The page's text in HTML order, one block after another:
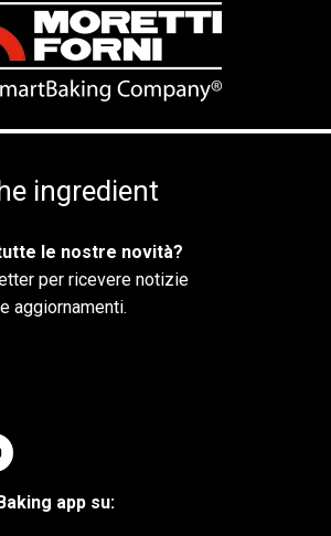
ingredient
le nostre novità?
per ricevere notizie
aggiornamenti.
app su: